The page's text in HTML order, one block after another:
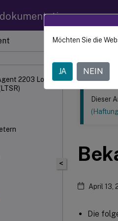
2203 Long
Dieser Inhalt
Linux
<
Dieser
April 13,
Die
Möchten Sie die
JA NEIN